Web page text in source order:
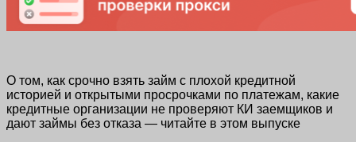
О том, как срочно взять займ с плохой кредитной
историей и открытыми просрочками по платежам, какие
кредитные организации не проверяют КИ заемщиков и
дают займы без отказа — читайте в этом выпуске